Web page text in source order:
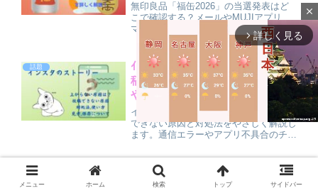
無印良品「福缶2026」の当選発表はど
こで確認する？メールやMUJIアプリ、
マイページの見方を分かりやすく解説。
受け取り期間はいつまでか、店頭での受
取手順や注意点も丁寧にまとめていま
す。さらに気になる倍率予想や干支“午
（うま）”モチーフの中身ネタバレも紹
介。お正月の人気企画をスムーズに受け
取るための完全ガイドです。
話題
ｲﾝｽﾀｽﾄｰﾘｰ上がらない原因は？投
稿できない原因や対処法,使い方
や見方,保存について
インスタストーリーが上がらない・投稿
できない原因と対処法をやさしく解説し
ます。通信エラーやアプリ不具合のチェ
や見方、足跡や順番の仕組み、アーカイ
ブやハイライトを使った保存方法までま
とめておさらいできます。
話題
5ちゃんねるがつながらない原因
は？対処法や閉鎖した理由,現在
メニュー ホーム 検索 トップ サイドバー
close
arrow_forward_ios 詳しく見る